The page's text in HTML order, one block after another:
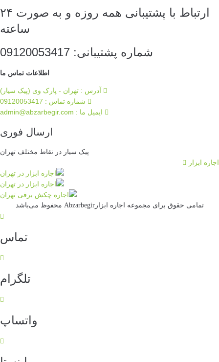
ارتباط با پشتیبانی همه روزه و به صورت ۲۴
ساعته
شماره پشتیبانی: 09120053417
اطلاعات تماس ما
آدرس : تهران - پارک وی (پیک سیار)
شماره تماس : 09120053417
ایمیل ما :‌ admin@abzarbegir.com
ارسال فوری
پیک سیار در نقاط مختلف تهران
اجاره ابزار
تمامی حقوق برای مجموعه اجاره ابزارAbzarbegir محفوظ می‌باشد
تماس
تلگرام
واتساپ